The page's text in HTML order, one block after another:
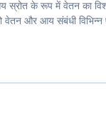
के रूप में वेतन का
वेतन और आय संबंधी